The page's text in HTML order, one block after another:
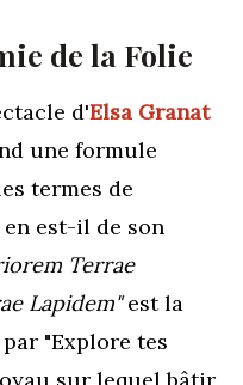
de la Folie
d'Elsa Granat
une formule
termes de
est-il de son
Terrae
Lapidem"est la
"Explore tes
sur lequel bâtir